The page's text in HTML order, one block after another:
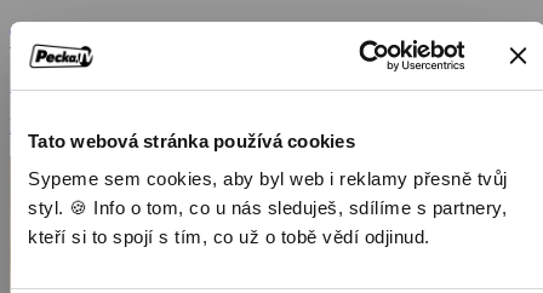
Tato webová stránka používá cookies
Sypeme sem cookies, aby byl web i reklamy přesně tvůj
styl. 🍪 Info o tom, co u nás sleduješ, sdílíme s partnery,
kteří si to spojí s tím, co už o tobě vědí odjinud.
Tristan a Izolda
2006, Česká republika, Velká Británie, USA, Německo, 125 min
Filmy / Romantické filmy / Dramatické filmy